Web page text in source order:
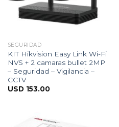
SEGURIDAD
KIT Hikvision Easy Link Wi-Fi
NVS + 2 camaras bullet 2MP
– Seguridad – Vigilancia –
CCTV
USD 153.00